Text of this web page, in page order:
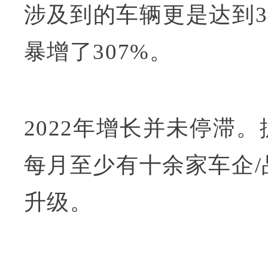
涉及到的车辆更是达到
暴增了307%。
2022年增长并未停滞
每月至少有十余家车企
升级。